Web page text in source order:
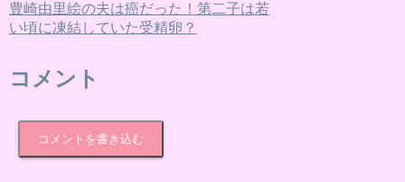
豊崎由里絵の夫は癌だった！第二子は若
い頃に凍結していた受精卵？
コメント
コメントを書き込む